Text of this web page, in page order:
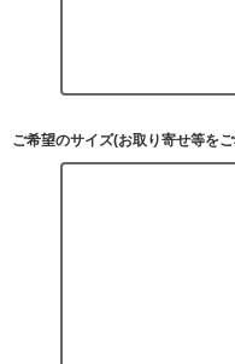
ご希望のサイズ(お取り寄せ等を